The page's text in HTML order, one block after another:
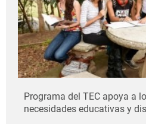
Programa del TEC apoya a
necesidades educativas y